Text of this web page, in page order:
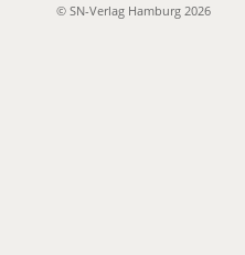
© SN-Verlag Hamburg 2026